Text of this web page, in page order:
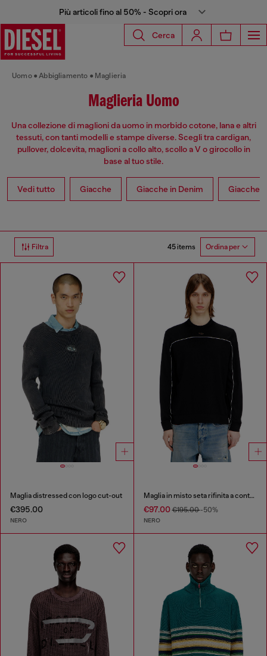
Più articoli fino al 50% - Scopri ora
Cerca
Uomo Abbigliamento Maglieria
Maglieria Uomo
Una collezione di maglioni da uomo in morbido cotone, lana e altri
tessuti, con tanti modelli e stampe diverse. Scegli tra cardigan,
pullover, dolcevita, maglioni a collo alto, scollo a V o girocollo in
base al tuo stile.
Vedi tutto Giacche Giacche in Denim Giacche
Filtra 45 items Ordina per
Maglia distressed con logo cut-out
€395.00
NERO
Maglia in misto seta rifinita a contrasto
€97.00€195.00-50%
NERO